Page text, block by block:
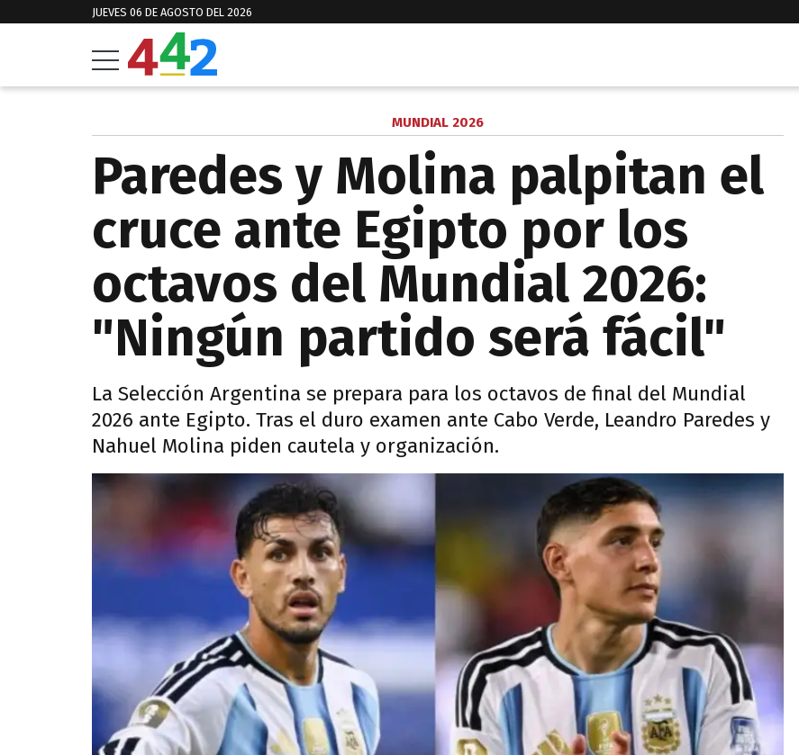
JUEVES 06 DE AGOSTO DEL 2026
MUNDIAL 2026
Paredes y Molina palpitan el
cruce ante Egipto por los
octavos del Mundial 2026:
"Ningún partido será fácil"
La Selección Argentina se prepara para los octavos de final del Mundial
2026 ante Egipto. Tras el duro examen ante Cabo Verde, Leandro Paredes y
Nahuel Molina piden cautela y organización.